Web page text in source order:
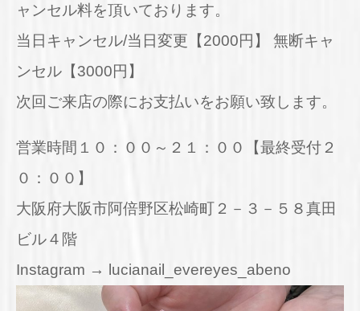
ャンセル料を頂いております。
当日キャンセル/当日変更【2000円】 無断キャ
ンセル【3000円】
次回ご来店の際にお支払いをお願い致します。
営業時間１０：００～２１：００【最終受付２
０：００】
大阪府大阪市阿倍野区松崎町２－３－５８真田
ビル４階
Instagram → lucianail_evereyes_abeno